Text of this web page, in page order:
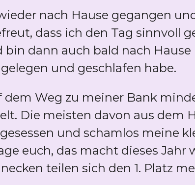
nach Hause gegangen
dass ich den Tag sinnvoll
dann auch bald nach
und geschlafen habe.
dem Weg zu meiner Bank
Die meisten davon aus dem
und schamlos meine
euch, das macht dieses
teilen sich den 1. Platz